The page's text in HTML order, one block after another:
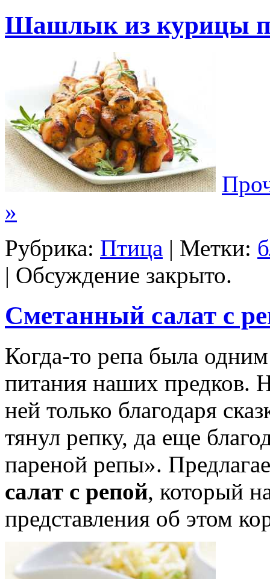
Шашлык из курицы
»
Рубрика: Птица | Метки:
| Обсуждение закрыто.
Сметанный салат с
Когда-то репа была
питания наших предков.
ней только благодаря
тянул репку, да еще
пареной репы».
салат с репой, который
представления об этом